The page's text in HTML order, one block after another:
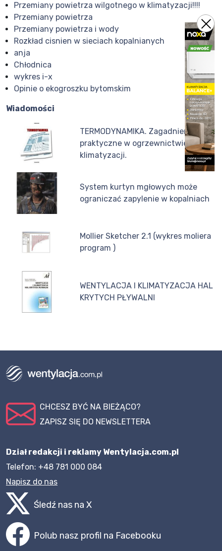
Przemiany powietrza wilgotnego w klimatyzacji!!!!
Przemiany powietrza
Przemiany powietrza i wody
Rozkład cisnien w sieciach kopalnianych
anja
Chłodnica
wykres i-x
Opinie o ekogroszku bytomskim
Wiadomości
TERMODYNAMIKA. Zagadnienia
praktyczne w ogrzewnictwie i
klimatyzacji.
System kurtyn mgłowych może
ograniczać zapylenie w kopalniach
Mollier Sketcher 2.1 (wykres moliera
program )
WENTYLACJA I KLIMATYZACJA HAL
KRYTYCH PŁYWALNI
CHCESZ BYĆ NA BIEŻĄCO?
ZAPISZ SIĘ DO NEWSLETTERA
Dział redakcji i reklamy Wentylacja.com.pl
Telefon: +48 781 000 084
Napisz do nas
Śledź nas na X
Polub nasz profil na Facebooku